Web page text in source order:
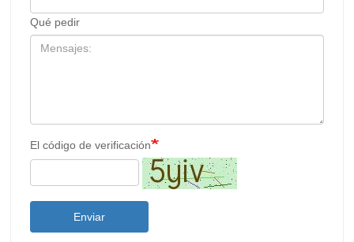
Qué pedir
El código de verificación
Enviar